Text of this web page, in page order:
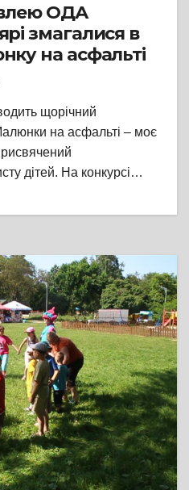
ОДА
змагалися в
на асфальті
щорічний
на асфальті – моє
дітей. На конкурсі…